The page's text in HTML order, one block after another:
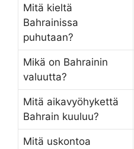
Mitä kieltä
Bahrainissa
puhutaan?
Mikä on Bahrainin
valuutta?
Mitä aikavyöhykettä
Bahrain kuuluu?
Mitä uskontoa